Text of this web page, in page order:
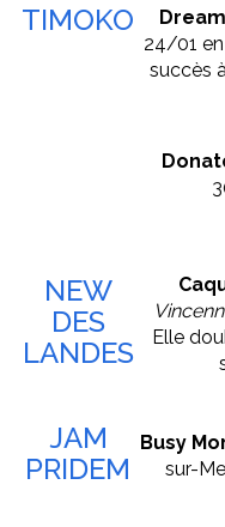
TIMOKO
24/01 en
succès
NEW
DES
LANDES
Elle
JAM
PRIDEM
Busy
sur-